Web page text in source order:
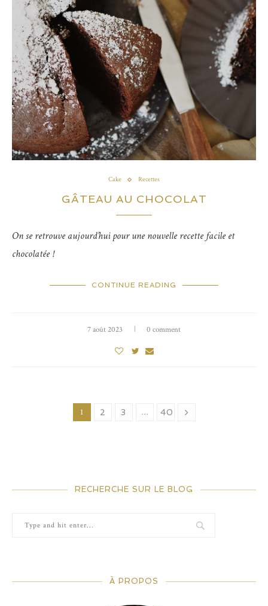
Cake Recettes
GÂTEAU AU CHOCOLAT
On se retrouve aujourd’hui pour une nouvelle recette facile et
chocolatée !
CONTINUE READING
7 août 2023 0 comment
1 2 3 … 40
RECHERCHE SUR LE BLOG
À PROPOS